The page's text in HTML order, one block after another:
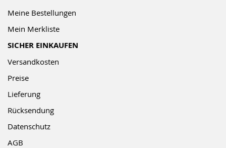
Meine Bestellungen
Mein Merkliste
SICHER EINKAUFEN
Versandkosten
Preise
Lieferung
Rücksendung
Datenschutz
AGB